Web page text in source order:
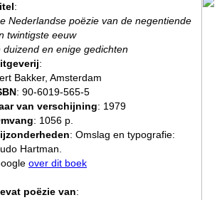
:
Nederlandse poëzie van de negentiende
twintigste eeuw
duizend en enige gedichten
:
Bakker, Amsterdam
: 90-6019-565-5
van verschijning: 1979
: 1056 p.
: Omslag en typografie:
Hartman.
over dit boek
poëzie van: